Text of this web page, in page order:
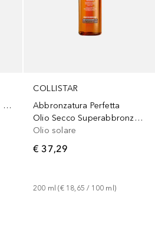
CRIO-GEL ANTICELLULITE UNIFORMANTE
COLLISTAR
Abbronzatura Perfetta
Olio Secco Superabbronzante Idratante Spf 30
Olio solare
€ 37,29
200 ml (€ 18,65 / 100 ml)